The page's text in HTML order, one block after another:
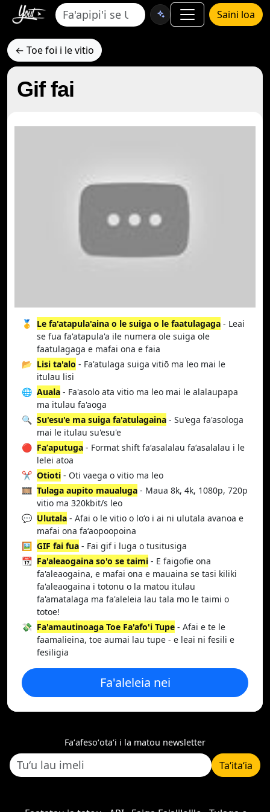
Saini loa
← Toe foi i le vitio
Gif fai
🥇 Le fa'atapula'aina o le suiga o le faatulagaga - Leai
se fua fa'atapula'a ile numera ole suiga ole
faatulagaga e mafai ona e faia
📂 Lisi ta'alo - Fa'atulaga suiga vitiō ma leo mai le
itulau lisi
🌐 Auala - Fa'asolo ata vitio ma leo mai le alalaupapa
ma itulau fa'aoga
🔍 Su'esu'e ma suiga fa'atulagaina - Su'ega fa'asologa
mai le itulau su'esu'e
🔴 Faʻaputuga - Format shift faʻasalalau faʻasalalau i le
lelei atoa
✂️ Otioti - Oti vaega o vitio ma leo
🎞️ Tulaga aupito maualuga - Maua 8k, 4k, 1080p, 720p
vitio ma 320kbit/s leo
💬 Ulutala - Afai o le vitio o loʻo i ai ni ulutala avanoa e
mafai ona faʻaopoopoina
🖼️ GIF fai fua - Fai gif i luga o tusitusiga
📆 Fa'aleaogaina so'o se taimi - E faigofie ona
fa'aleaogaina, e mafai ona e mauaina se tasi kiliki
fa'aleaogaina i totonu o la matou itulau
fa'amatalaga ma fa'aleleia lau tala mo le taimi o
totoe!
💸 Fa'amautinoaga Toe Fa'afo'i Tupe - Afai e te le
faamalieina, toe aumai lau tupe - e leai ni fesili e
fesiligia
Fa'aleleia nei
Faʻafesoʻotaʻi i la matou newsletter
Taʻitaʻia